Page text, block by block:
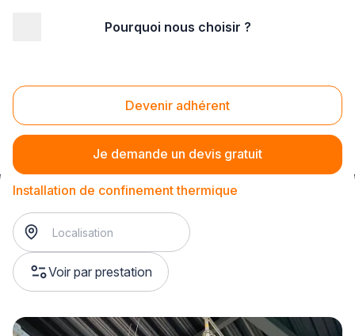
Pourquoi nous choisir ?
Devenir adhérent
Je demande un devis gratuit
Installation de confinement thermique
Installation de confinement thermique
Voir par prestation